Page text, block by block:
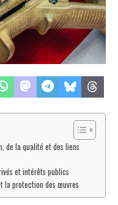
de la qualité et des liens
et intérêts publics
la protection des œuvres